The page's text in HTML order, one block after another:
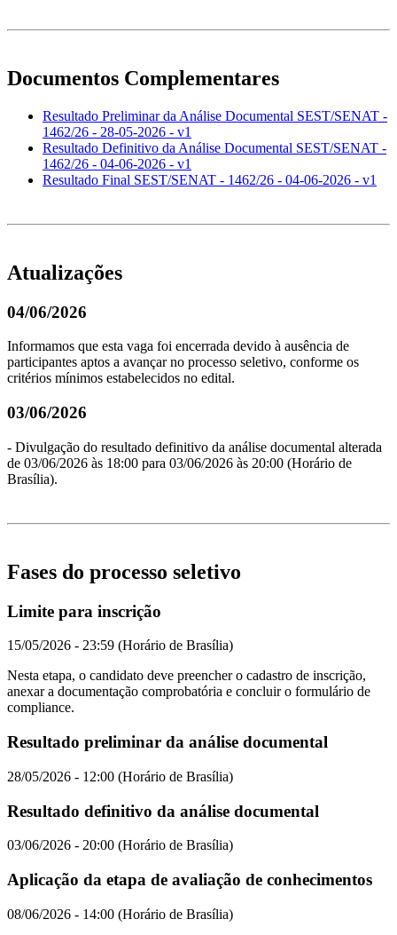
Documentos Complementares
Resultado Preliminar da Análise Documental SEST/SENAT -
1462/26 - 28-05-2026 - v1
Resultado Definitivo da Análise Documental SEST/SENAT -
1462/26 - 04-06-2026 - v1
Resultado Final SEST/SENAT - 1462/26 - 04-06-2026 - v1
Atualizações
04/06/2026
Informamos que esta vaga foi encerrada devido à ausência de
participantes aptos a avançar no processo seletivo, conforme os
critérios mínimos estabelecidos no edital.
03/06/2026
- Divulgação do resultado definitivo da análise documental alterada
de 03/06/2026 às 18:00 para 03/06/2026 às 20:00 (Horário de
Brasília).
Fases do processo seletivo
Limite para inscrição
15/05/2026 - 23:59 (Horário de Brasília)
Nesta etapa, o candidato deve preencher o cadastro de inscrição,
anexar a documentação comprobatória e concluir o formulário de
compliance.
Resultado preliminar da análise documental
28/05/2026 - 12:00 (Horário de Brasília)
Resultado definitivo da análise documental
03/06/2026 - 20:00 (Horário de Brasília)
Aplicação da etapa de avaliação de conhecimentos
08/06/2026 - 14:00 (Horário de Brasília)